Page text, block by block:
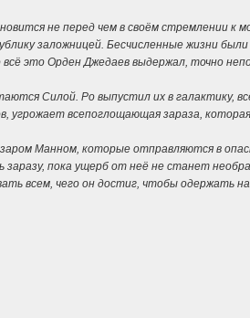
не перед чем в своём стремлении к
заложницей. Бесчисленные жизни
это Орден Джедаев выдержал, точно
Силой. Ро выпустил их в галактику,
угрожает всепоглощающая зараза,
Манном, которые отправляются в
заразу, пока ущерб от неё не станет
всем, чего он достиг, чтобы одержать